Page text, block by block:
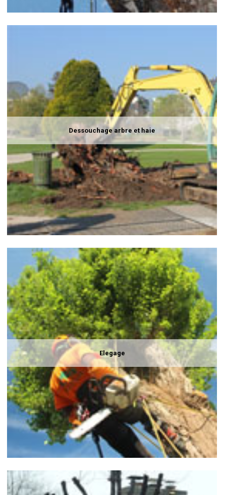
Dessouchage arbre et haie
Elegage